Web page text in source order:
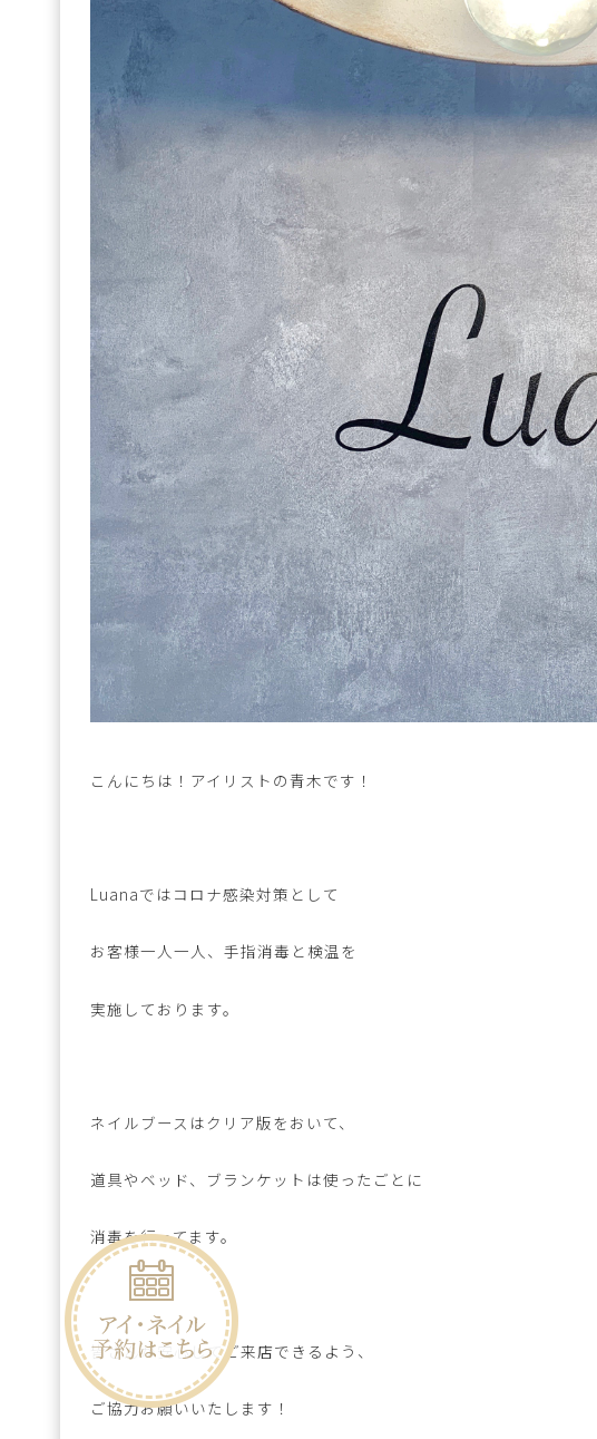
こんにちは！アイリストの青木です！
Luanaではコロナ感染対策として
お客様一人一人、手指消毒と検温を
実施しております。
ネイルブースはクリア版をおいて、
道具やベッド、ブランケットは使ったごとに
消毒を行ってます。
皆さんが安心してご来店できるよう、
ご協力お願いいたします！